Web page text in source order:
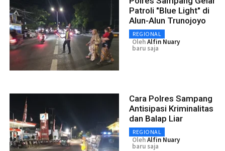
Patroli "Blue Light" di
Alun-Alun Trunojoyo
REGIONAL
OlehAlfin Nuary
baru saja
Cara Polres Sampang
Antisipasi Kriminalitas
dan Balap Liar
REGIONAL
OlehAlfin Nuary
baru saja